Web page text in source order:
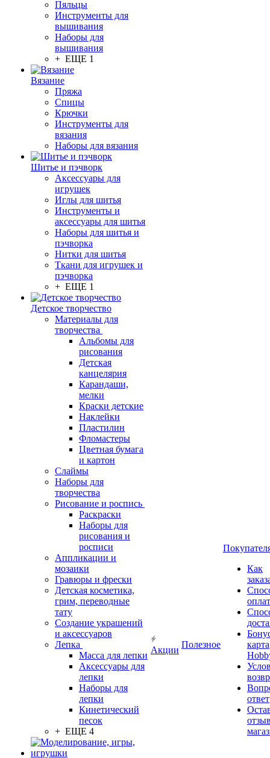
Пяльцы
Инструменты для
вышивания
Наборы для
вышивания
+ ЕЩЕ 1
Вязание
Пряжа
Спицы
Крючки
Инструменты для
вязания
Наборы для вязания
Шитье и пэчворк
Аксессуары для
игрушек
Иглы для шитья
Инструменты и
аксессуары для шитья
Наборы для шитья и
пэчворка
Нитки для шитья
Ткани для игрушек и
пэчворка
+ ЕЩЕ 1
Детское творчество
Материалы для
творчества
Альбомы для
рисования
Детская
канцелярия
Карандаши,
мелки
Краски детские
Наклейки
Пластилин
Фломастеры
Цветная бумага
и картон
Слаймы
Наборы для
творчества
Рисование и роспись
Раскраски
Наборы для
рисования и
росписи
Аппликации и
мозаики
Гравюры и фрески
Детская косметика,
грим, переводные
тату
Создание украшений
и аксессуаров
Лепка
Масса для лепки
Аксессуары для
лепки
Наборы для
лепки
Кинетический
песок
+ ЕЩЕ 4
Акции
Полезное
Как
карта
ответ